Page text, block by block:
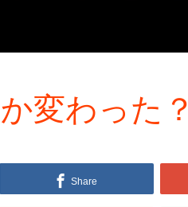
変わった？
Share